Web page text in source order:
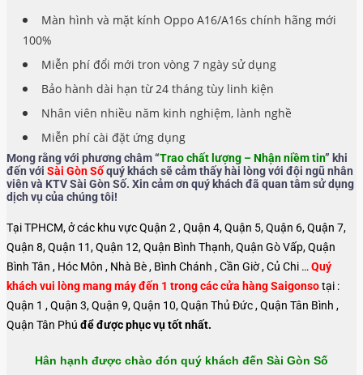
Màn hình và mặt kính Oppo A16/A16s chính hãng mới
100%
Miễn phí đổi mới tron vòng 7 ngày sử dụng
Bảo hành dài hạn từ 24 tháng tùy linh kiện
Nhân viên nhiều năm kinh nghiệm, lành nghề
Miễn phí cài đặt ứng dụng
Mong rằng với phương châm “Trao chất lượng – Nhận niềm tin” khi
đến với Sài Gòn Sốquý khách sẽ cảm thấy hài lòng với đội ngũ nhân
viên và KTV Sài Gòn Số. Xin cảm ơn quý khách đã quan tâm sử dụng
dịch vụ của chúng tôi!
Tại TPHCM, ở các khu vực Quận 2 , Quận 4, Quận 5, Quận 6, Quận 7,
Quận 8, Quận 11, Quận 12, Quận Bình Thạnh, Quận Gò Vấp, Quận
Bình Tân , Hóc Môn , Nhà Bè , Bình Chánh , Cần Giờ , Củ Chi …Quý
khách vui lòng mang máy đến 1 trong các cửa hàng Saigonsotại :
Quận 1 , Quận 3, Quận 9, Quận 10, Quận Thủ Đức , Quận Tân Bình ,
Quận Tân Phú để được phục vụ tốt nhất.
Hân hạnh được chào đón quý khách đến Sài Gòn Số